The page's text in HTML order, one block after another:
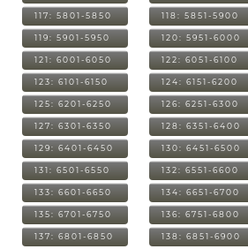
117: 5801-5850 118: 5851-5900
119: 5901-5950 120: 5951-6000
121: 6001-6050 122: 6051-6100
123: 6101-6150 124: 6151-6200
125: 6201-6250 126: 6251-6300
127: 6301-6350 128: 6351-6400
129: 6401-6450 130: 6451-6500
131: 6501-6550 132: 6551-6600
133: 6601-6650 134: 6651-6700
135: 6701-6750 136: 6751-6800
137: 6801-6850 138: 6851-6900